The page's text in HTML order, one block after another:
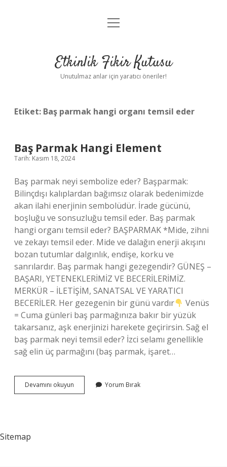
Anasayfa
Yasal Uyarı
menüyü
Etkinlik Fikir Kutusu
Unutulmaz anlar için yaratıcı öneriler!
Etiket: Baş parmak hangi organı temsil eder
Baş Parmak Hangi Element
Tarih: Kasım 18, 2024
Baş parmak neyi sembolize eder? Başparmak:
Bilinçdışı kalıplardan bağımsız olarak bedenimizde
akan ilahi enerjinin sembolüdür. İrade gücünü,
boşluğu ve sonsuzluğu temsil eder. Baş parmak
hangi organı temsil eder? BAŞPARMAK *Mide, zihni
ve zekayı temsil eder. Mide ve dalağın enerji akışını
bozan tutumlar dalgınlık, endişe, korku ve
sanrılardır. Baş parmak hangi gezegendir? GÜNEŞ –
BAŞARI, YETENEKLERİMİZ VE BECERİLERİMİZ.
MERKÜR – İLETİŞİM, SANATSAL VE YARATICI
BECERİLER. Her gezegenin bir günü vardır
Venüs
= Cuma günleri baş parmağınıza bakır bir yüzük
takarsanız, aşk enerjinizi harekete geçirirsin. Sağ el
baş parmak neyi temsil eder? İzci selamı genellikle
sağ elin üç parmağını (baş parmak, işaret…
Devamını okuyun
Parmak
Yorum Bırak
Sitemap